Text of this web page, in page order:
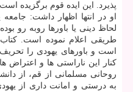
پذیرد. این ایده قوم برگزیده
او در انتها اظهار داشت:
لحاظ دینی یا باورها روبه رو
طریقی اعلام نموده است.
است و باورهای یهودی را
كنار این ناراستی ها و اعتراض
روحانی مسلمانی از قم، از
به درستی و امانت داری از